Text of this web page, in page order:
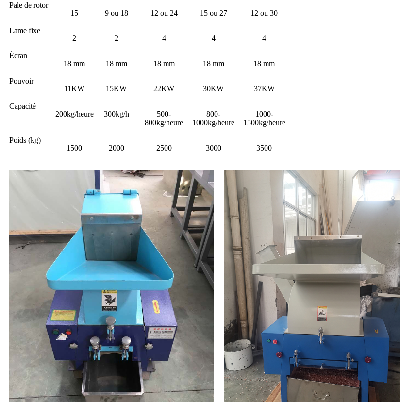
Pale de rotor
15
9 ou 18 12 ou 24 15 ou 27 12 ou 30
Lame fixe
2
2 4 4 4
Écran
18 mm
18 mm 18 mm 18 mm 18 mm
Pouvoir
11KW
15KW 22KW 30KW 37KW
Capacité
200kg/heure
300kg/h
500-
800kg/heure
800-
1000kg/heure
1000-
1500kg/heure
Poids (kg)
1500
2000 2500 3000 3500